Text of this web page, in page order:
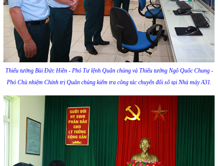
Thiếu tướng Bùi Đức Hiền - Phó Tư lệnh Quân chủng và Thiếu tướng Ngô Quốc Chung -
Phó Chủ nhiệm Chính trị Quân chủng kiểm tra công tác chuyển đổi số tại Nhà máy A31.